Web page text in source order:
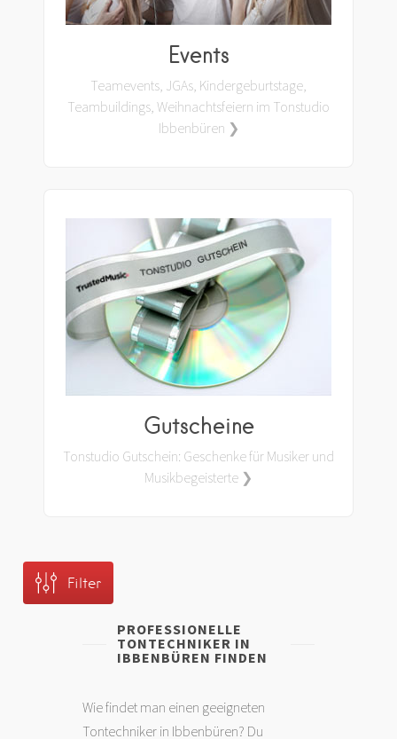
Events
Teamevents, JGAs, Kindergeburtstage,
Teambuildings, Weihnachtsfeiern im Tonstudio
Ibbenbüren ❯
Gutscheine
Tonstudio Gutschein: Geschenke für Musiker und
Musikbegeisterte ❯
Filter
PROFESSIONELLE
TONTECHNIKER IN
IBBENBÜREN FINDEN
Wie findet man einen geeigneten
Tontechniker in Ibbenbüren? Du